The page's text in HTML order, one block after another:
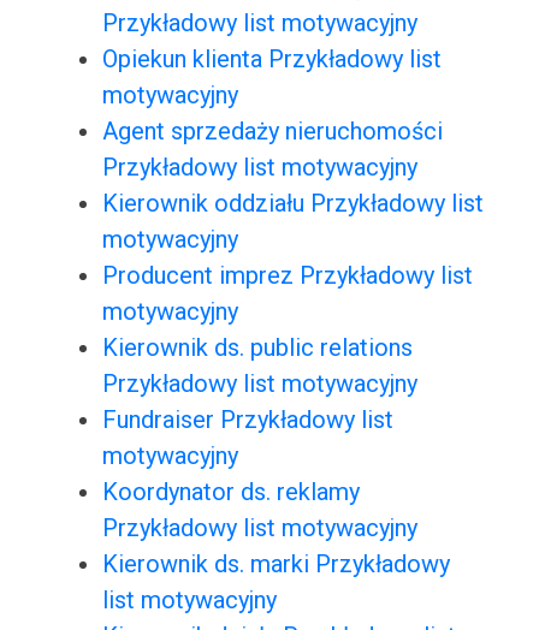
Przykładowy list motywacyjny
Opiekun klienta Przykładowy list
motywacyjny
Agent sprzedaży nieruchomości
Przykładowy list motywacyjny
Kierownik oddziału Przykładowy list
motywacyjny
Producent imprez Przykładowy list
motywacyjny
Kierownik ds. public relations
Przykładowy list motywacyjny
Fundraiser Przykładowy list
motywacyjny
Koordynator ds. reklamy
Przykładowy list motywacyjny
Kierownik ds. marki Przykładowy
list motywacyjny